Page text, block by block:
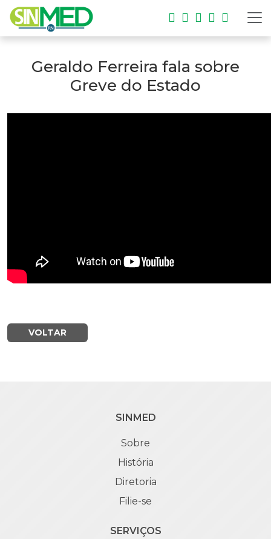
Geraldo Ferreira fala sobre
Greve do Estado
VOLTAR
SINMED
Sobre
História
Diretoria
Filie-se
SERVIÇOS